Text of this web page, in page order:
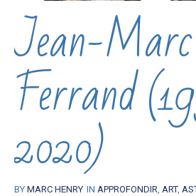
Jean-Marc
Ferrand
2020)
BY MARC HENRY IN APPROFONDIR, ART,